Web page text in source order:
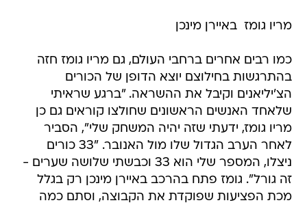
מריו גומז  באיירן מינכן
כמו רבים אחרים ברחבי העולם, גם מריו גומז חזה
בהתרגשות בחילוצם יוצא הדופן של הכורים
הצ'יליאנים וקיבל את ההשראה. "ברגע שראיתי
שלאחד האנשים הראשונים שחולצו קוראים גם כן
מריו גומז, ידעתי שזה יהיה המשחק שלי", הסביר
לאחר הערב הגדול שלו מול האנובר. "33 כורים
ניצלו, המספר שלי הוא 33 וכבשתי שלושה שערים -
זה גורל". גומז פתח בהרכב באיירן מינכן רק בגלל
מכת הפציעות שפוקדת את הקבוצה, וסתם כמה